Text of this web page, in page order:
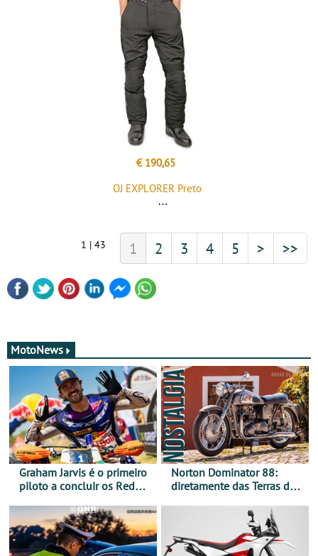
€ 190,65
OJ EXPLORER Preto
1 | 43 1 2 3 4 5 > >>
MotoNews
Graham Jarvis é o primeiro
piloto a concluir os Red
moto elétrica
Norton Dominator 88:
diretamente das Terras de